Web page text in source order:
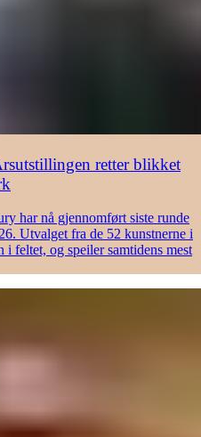
retter blikket
har nå gjennomført siste runde
Utvalget fra de 52 kunstnerne i
i feltet, og speiler samtidens mest